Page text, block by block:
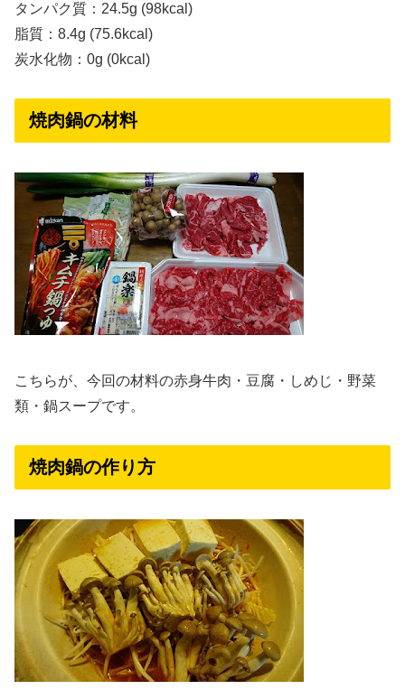
タンパク質：24.5g (98kcal)
脂質：8.4g (75.6kcal)
炭水化物：0g (0kcal)
焼肉鍋の材料
こちらが、今回の材料の赤身牛肉・豆腐・しめじ・野菜
類・鍋スープです。
焼肉鍋の作り方